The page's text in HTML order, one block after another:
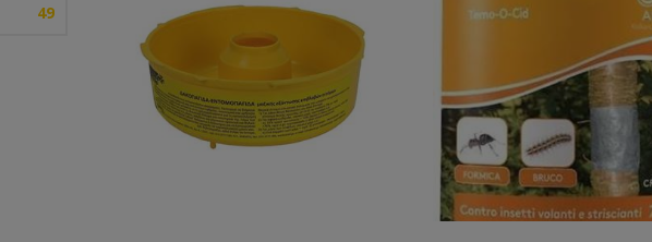
παρασκευάσετε και μόνοι σας.
κατασκευασμένες από υψηλής
ανακυκλώσιμο υλικό και
επαναχρησιμοποιούνται για
χρόνια. Η παγίδα μας είναι
τις προδιαγραφές της ΕΕ για τη
βιολογική μέθοδο της
παραγωγής (2092/91). ΤΙP: Για
κίτρινη σφήκα η πορτοκαλάδα
καλό ελκυστικό.
49